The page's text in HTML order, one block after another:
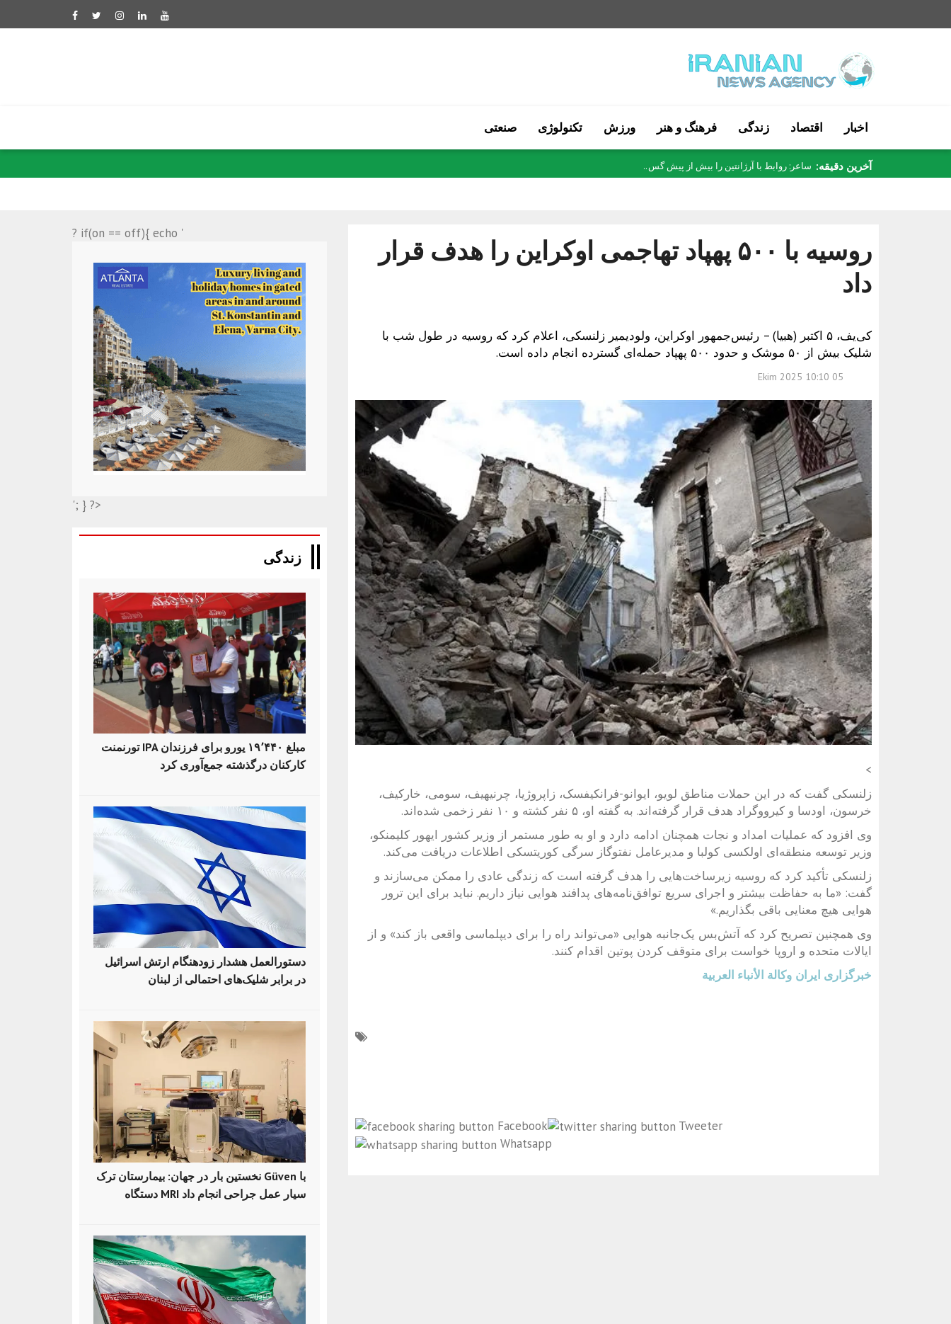
صنعتی تکنولوژی ورزش فرهنگ و هنر زندگی اقتصاد اخبار
آخرین دقیقه: فلچر: ۶۰ هزار نفر در چاد به دلیل درگیری‌..
روسیه با ۵۰۰ پهپاد تهاجمی اوکراین را هدف قرار
داد
کی‌یف، ۵ اکتبر (هبیا) – رئیس‌جمهور اوکراین، ولودیمیر زلنسکی، اعلام کرد که روسیه در طول شب با
شلیک بیش از ۵۰ موشک و حدود ۵۰۰ پهپاد حمله‌ای گسترده انجام داده است.
05 Ekim 2025 10:10
>
زلنسکی گفت که در این حملات مناطق لویو، ایوانو-فرانکیفسک، زاپروژیا، چرنیهیف، سومی، خارکیف،
خرسون، اودسا و کیرووگراد هدف قرار گرفته‌اند. به گفته او، ۵ نفر کشته و ۱۰ نفر زخمی شده‌اند.
وی افزود که عملیات امداد و نجات همچنان ادامه دارد و او به طور مستمر از وزیر کشور ایهور کلیمنکو،
وزیر توسعه منطقه‌ای اولکسی کولبا و مدیرعامل نفتوگاز سرگی کوریتسکی اطلاعات دریافت می‌کند.
زلنسکی تأکید کرد که روسیه زیرساخت‌هایی را هدف گرفته است که زندگی عادی را ممکن می‌سازند و
گفت: «ما به حفاظت بیشتر و اجرای سریع توافق‌نامه‌های پدافند هوایی نیاز داریم. نباید برای این ترور
هوایی هیچ معنایی باقی بگذاریم.»
وی همچنین تصریح کرد که آتش‌بس یک‌جانبه هوایی «می‌تواند راه را برای دیپلماسی واقعی باز کند» و از
ایالات متحده و اروپا خواست برای متوقف کردن پوتین اقدام کنند.
خبرگزاری ایران وكالة الأنباء العربية
Facebook
Tweeter
Whatsapp
? if(on == off){ echo '
'; } ?>
زندگی
تورنمنت IPA مبلغ ۱۹٬۴۴۰ یورو برای فرزندان
کارکنان درگذشته جمع‌آوری کرد
دستورالعمل هشدار زودهنگام ارتش اسرائیل
در برابر شلیک‌های احتمالی از لبنان
نخستین بار در جهان: بیمارستان ترک Güven با
دستگاه MRI سیار عمل جراحی انجام داد